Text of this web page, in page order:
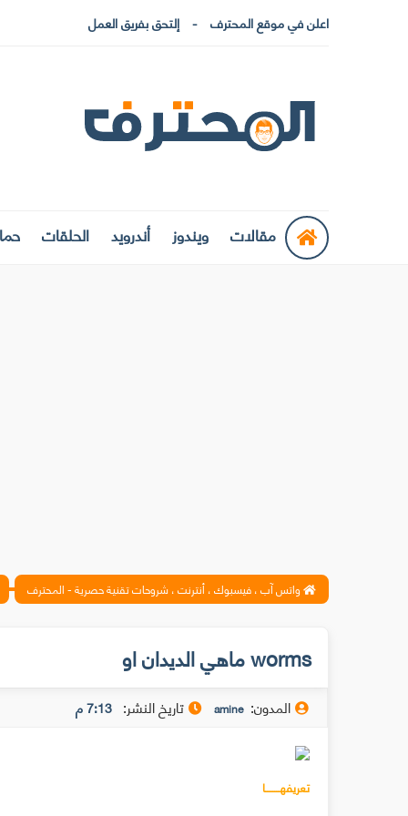
اعلن في موقع المحترف إلتحق بفريق العمل
مقالات ويندوز أندرويد الحلقات
واتس آب ، فيسبوك ، أنترنت ، شروحات تقنية حصرية - المحترف
worms ماهي الديدان او
المدون: amine تاريخ النشر: 7:13 م
تعريفهــــــــا